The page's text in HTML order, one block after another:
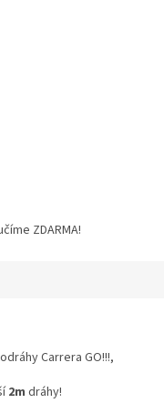
ZDARMA!
Carrera GO!!!,
2m dráhy!